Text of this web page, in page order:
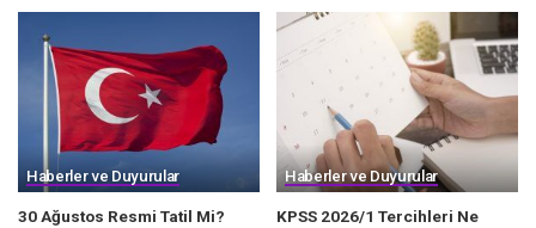
Haberler ve Duyurular
30 Ağustos Resmi Tatil Mi?
Haberler ve Duyurular
KPSS 2026/1 Tercihleri Ne